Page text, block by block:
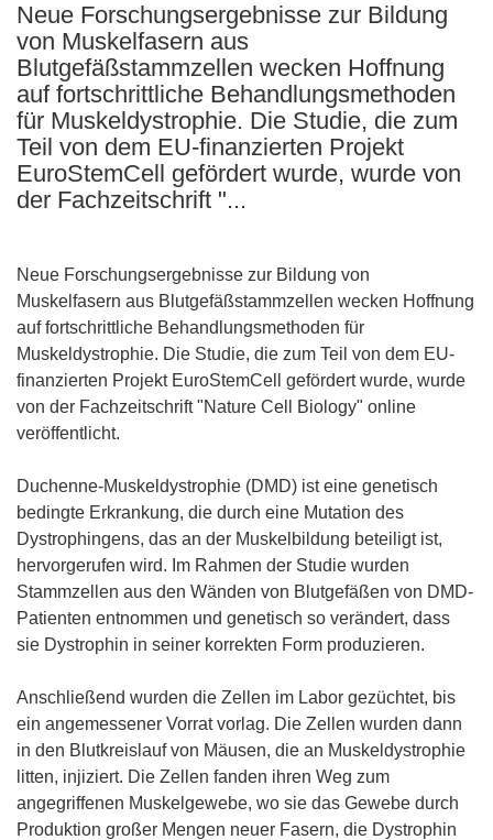
Neue Forschungsergebnisse zur Bildung
von Muskelfasern aus
Blutgefäßstammzellen wecken Hoffnung
auf fortschrittliche Behandlungsmethoden
für Muskeldystrophie. Die Studie, die zum
Teil von dem EU-finanzierten Projekt
EuroStemCell gefördert wurde, wurde von
der Fachzeitschrift "...
Neue Forschungsergebnisse zur Bildung von
Muskelfasern aus Blutgefäßstammzellen wecken Hoffnung
auf fortschrittliche Behandlungsmethoden für
Muskeldystrophie. Die Studie, die zum Teil von dem EU-
finanzierten Projekt EuroStemCell gefördert wurde, wurde
von der Fachzeitschrift "Nature Cell Biology" online
veröffentlicht.
Duchenne-Muskeldystrophie (DMD) ist eine genetisch
bedingte Erkrankung, die durch eine Mutation des
Dystrophingens, das an der Muskelbildung beteiligt ist,
hervorgerufen wird. Im Rahmen der Studie wurden
Stammzellen aus den Wänden von Blutgefäßen von DMD-
Patienten entnommen und genetisch so verändert, dass
sie Dystrophin in seiner korrekten Form produzieren.
Anschließend wurden die Zellen im Labor gezüchtet, bis
ein angemessener Vorrat vorlag. Die Zellen wurden dann
in den Blutkreislauf von Mäusen, die an Muskeldystrophie
litten, injiziert. Die Zellen fanden ihren Weg zum
angegriffenen Muskelgewebe, wo sie das Gewebe durch
Produktion großer Mengen neuer Fasern, die Dystrophin